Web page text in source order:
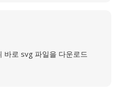
바로 svg 파일을 다운로드